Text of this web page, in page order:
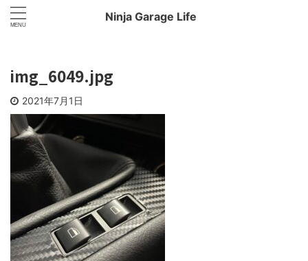
Ninja Garage Life
img_6049.jpg
2021年7月1日